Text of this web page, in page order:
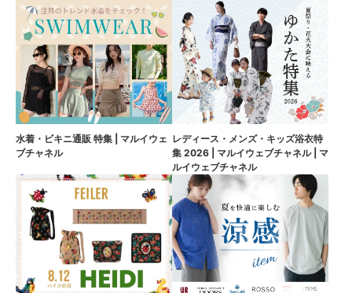
水着・ビキニ通販 特集 | マルイウェ
ブチャネル
レディース・メンズ・キッズ浴衣特
集 2026 | マルイウェブチャネル | マ
ルイウェブチャネル